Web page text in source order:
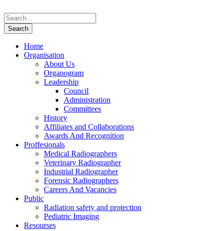
Home
Organisation
About Us
Organogram
Leadership
Council
Administration
Committees
History
Affiliates and Collaborations
Awards And Recognition
Proffesionals
Medical Radiographers
Veterinary Radiographer
Industrial Radiographer
Forensic Radiographers
Careers And Vacancies
Public
Radiation safety and protection
Pediatric Imaging
Resourses